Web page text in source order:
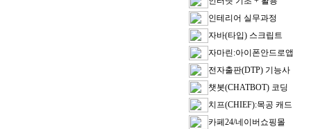
인테리어 실무과정
자바(타입) 스크립트
자마린:아이폰안드로앱
전자출판(DTP) 기능사
챗봇(CHATBOT) 코딩
치프(CHIEF):목공 캐드
카페24/네이버쇼핑몰